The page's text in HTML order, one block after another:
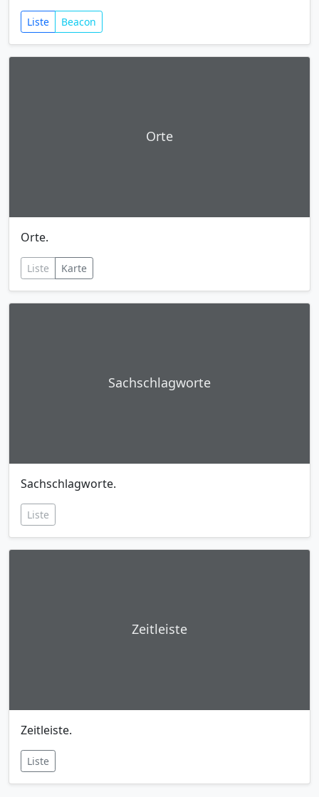
Liste Beacon
Orte
Orte.
Liste Karte
Sachschlagworte
Sachschlagworte.
Liste
Zeitleiste
Zeitleiste.
Liste